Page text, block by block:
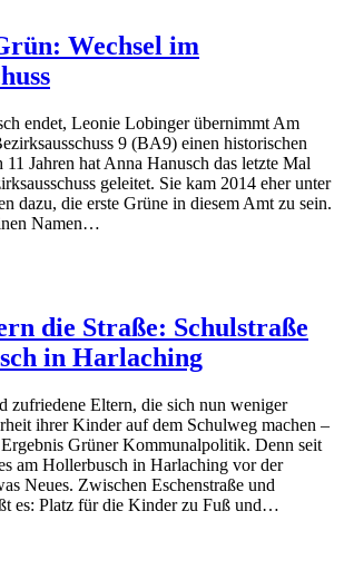
Wechsel im
endet, Leonie Lobinger übernimmt Am
9 (BA9) einen historischen
11 Jahren hat Anna Hanusch das letzte Mal
geleitet. Sie kam 2014 eher unter
dazu, die erste Grüne in diesem Amt zu sein.
Namen…
die Straße: Schulstraße
in Harlaching
zufriedene Eltern, die sich nun weniger
ihrer Kinder auf dem Schulweg machen –
Ergebnis Grüner Kommunalpolitik. Denn seit
am Hollerbusch in Harlaching vor der
Neues. Zwischen Eschenstraße und
es: Platz für die Kinder zu Fuß und…